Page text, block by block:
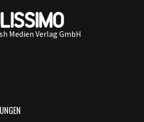
Medien Verlag GmbH